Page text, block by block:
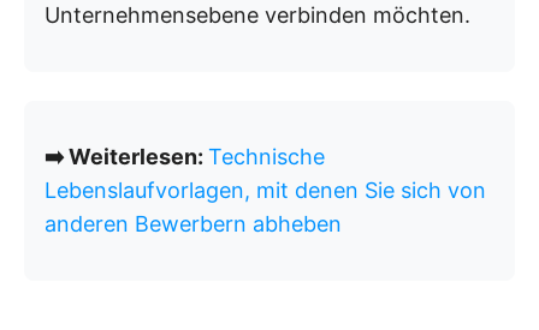
Unternehmensebene verbinden möchten.
➡️ Weiterlesen: Technische
Lebenslaufvorlagen, mit denen Sie sich von
anderen Bewerbern abheben